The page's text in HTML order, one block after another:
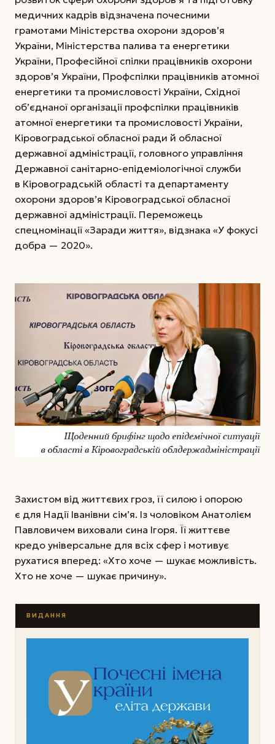
медичних кадрів відзначена почесними
грамотами Міністерства охорони здоров’я
України, Міністерства палива та енергетики
України, Професійної спілки працівників охорони
здоров’я України, Профспілки працівників атомної
енергетики та промисловості України, Східної
об’єднаної організації профспілки працівників
атомної енергетики та промисловості України,
Кіровоградської обласної ради й обласної
державної адміністрації, головного управління
Державної санітарно-епідеміологічної служби
в Кіровоградській області та департаменту
охорони здоров’я Кіровоградської обласної
державної адміністрації. Переможець
спецномінації «Заради життя», відзнака «У фокусі
добра — 2020».
Захистом від життєвих гроз, її силою і опорою
є для Надії Іванівни сім’я. Із чоловіком Анатолієм
Павловичем виховали сина Ігоря. Її життєве
кредо універсальне для всіх сфер і мотивує
рухатися вперед: «Хто хоче — шукає можливість.
Хто не хоче — шукає причину».
ВИДАННЯ